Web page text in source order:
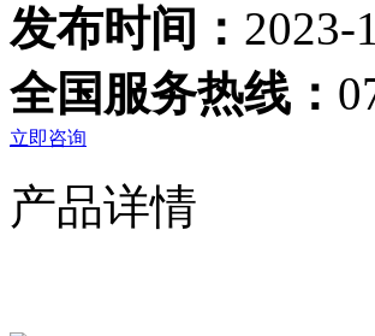
发布时间： 2023-
全国服务热线：
立即咨询
产品详情